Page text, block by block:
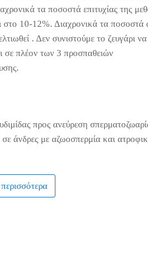
τα ποσοστά επιτυχίας της
στο 10-12%. Διαχρονικά τα ποσοστά
. Δεν συνιστούμε το ζευγάρι να
σε πλέον των 3 προσπαθειών
προς ανεύρεση
σε άνδρες με αζωοσπερμία και